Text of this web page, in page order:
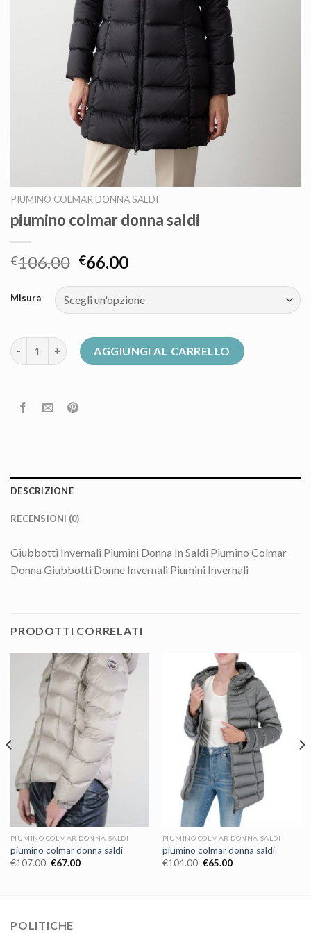
PIUMINO COLMAR DONNA SALDI
piumino colmar donna saldi
€106.00 €66.00
Misura
piumino colmar donna saldi quantità
AGGIUNGI AL CARRELLO
DESCRIZIONE
RECENSIONI (0)
Giubbotti Invernali Piumini Donna In Saldi Piumino Colmar
Donna Giubbotti Donne Invernali Piumini Invernali
PRODOTTI CORRELATI
PIUMINO COLMAR DONNA SALDI
piumino colmar donna saldi
€107.00 €67.00
PIUMINO COLMAR DONNA SALDI
piumino colmar donna saldi
€104.00 €65.00
POLITICHE